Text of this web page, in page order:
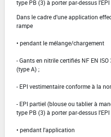
type PB (3) à porter par-dessus
Dans le cadre d'une application
rampe
• pendant le mélange/chargement
- Gants en nitrile certifiés NF EN
(type A) ;
- EPI vestimentaire conforme à la
- EPI partiel (blouse ou tablier à
type PB (3) à porter par-dessus
• pendant l'application